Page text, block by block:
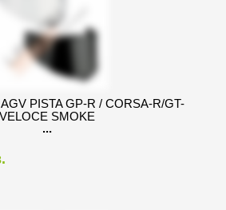
AGV PISTA GP-R / CORSA-R/GT-
VELOCE SMOKE